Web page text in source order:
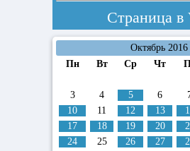
Страница в
Октябрь 2016
Пн
Вт Ср Чт
3
4 5 6
10
11 12 13
17
18 19 20
24
25 26 27